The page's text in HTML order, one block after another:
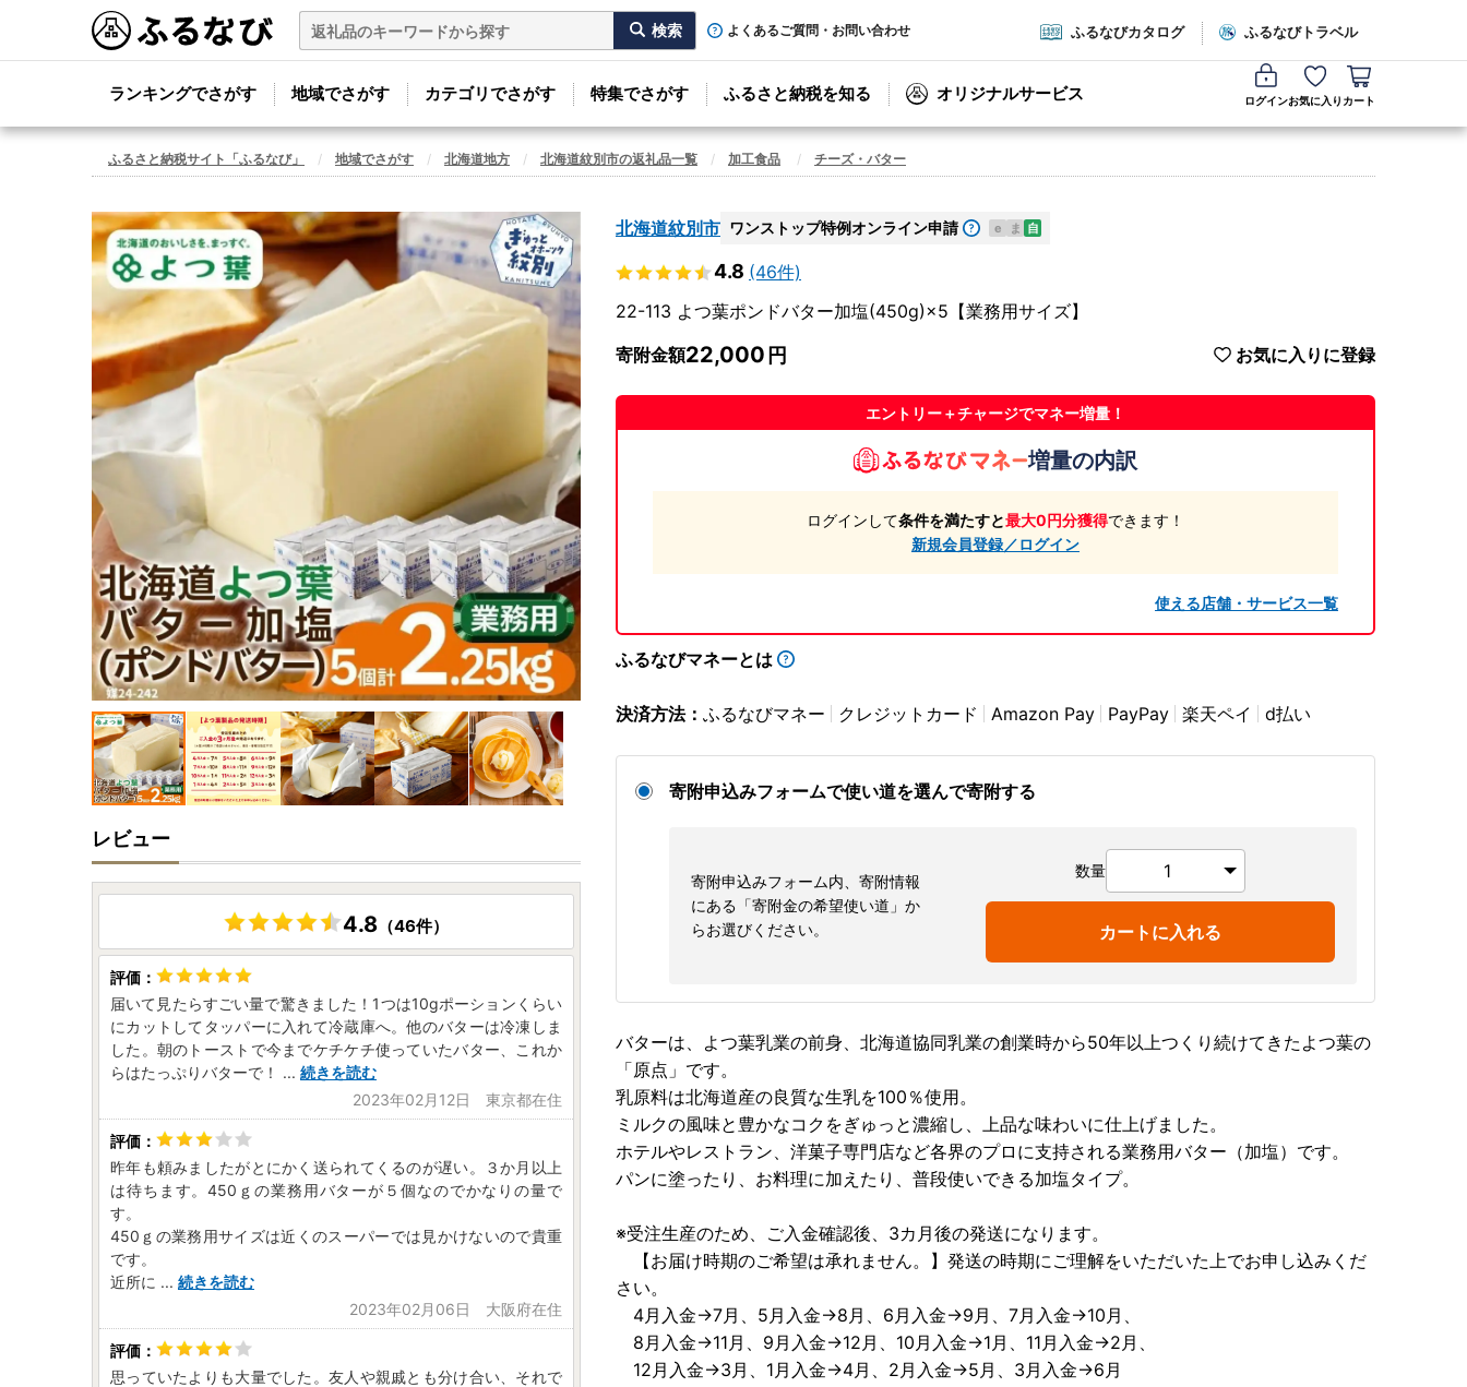
よくあるご質問・お問い合わせ ふるなびカタログ ふるなびトラベル
ランキングでさがす 地域でさがす カテゴリでさがす 特集でさがす ふるさと納税を知る オリジナルサービス ログインお気に入り カート
ふるさと納税サイト「ふるなび」 地域でさがす 北海道地方 北海道紋別市の返礼品一覧 加工食品 チーズ・バター
北海道紋別市 ワンストップ特例オンライン申請 e ま 自
4.8 (46件)
22-113 よつ葉ポンドバター加塩(450g)×5【業務用サイズ】
寄附金額22,000 お気に入りに登録
エントリー＋チャージでマネー増量！
増量の内訳
ログインして条件を満たすと最大0円分獲得できます！
新規会員登録／ログイン
使える店舗・サービス一覧
ふるなびマネーとは
決済方法： ふるなびマネー クレジットカード Amazon Pay PayPay 楽天ペイ d払い
寄附申込みフォームで使い道を選んで寄附する
寄附申込みフォーム内、寄附情報
にある「寄附金の希望使い道」か
らお選びください。
数量
カートに入れる
バターは、よつ葉乳業の前身、北海道協同乳業の創業時から50年以上つくり続けてきたよつ葉の
「原点」です。
乳原料は北海道産の良質な生乳を100％使用。
ミルクの風味と豊かなコクをぎゅっと濃縮し、上品な味わいに仕上げました。
ホテルやレストラン、洋菓子専門店など各界のプロに支持される業務用バター（加塩）です。
パンに塗ったり、お料理に加えたり、普段使いできる加塩タイプ。
※受注生産のため、ご入金確認後、3カ月後の発送になります。
【お届け時期のご希望は承れません。】発送の時期にご理解をいただいた上でお申し込みくだ
さい。
4月入金→7月、5月入金→8月、6月入金→9月、7月入金→10月、
8月入金→11月、9月入金→12月、10月入金→1月、11月入金→2月、
12月入金→3月、1月入金→4月、2月入金→5月、3月入金→6月
レビュー
4.8 （46件）
届いて見たらすごい量で驚きました！1つは10gポーションくらい
にカットしてタッパーに入れて冷蔵庫へ。他のバターは冷凍しま
した。朝のトーストで今までケチケチ使っていたバター、これか
らはたっぷりバターで！
... 続きを読む
2023年02月12日 東京都在住
昨年も頼みましたがとにかく送られてくるのが遅い。３か月以上
は待ちます。450ｇの業務用バターが５個なのでかなりの量で
す。
450ｇの業務用サイズは近くのスーパーでは見かけないので貴重
です。
近所に ... 続きを読む
2023年02月06日 大阪府在住
思っていたよりも大量でした。友人や親戚とも分け合い、それで